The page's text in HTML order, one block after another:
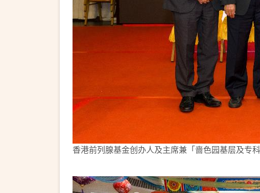
香港前列腺基金创办人及主席兼「啬色园基层及专